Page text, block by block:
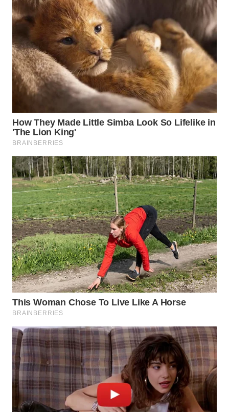
WN
PRIANGAN
WN
SEMARANG
SOLO
WN
WN
MADURA
WN
SURABAYA
WN
NATUNA
WN
BINTAN
WN
MANDALIKA
WN
LIKUPANG
WN